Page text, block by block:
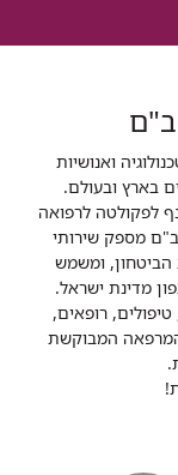
ואנושיות
בארץ ובעולם.
לפקולטה לרפואה
אשפוז. רמב"ם מספק שירותי
וכוחות הביטחון, ומשמש
רופאים,
המבוקשת